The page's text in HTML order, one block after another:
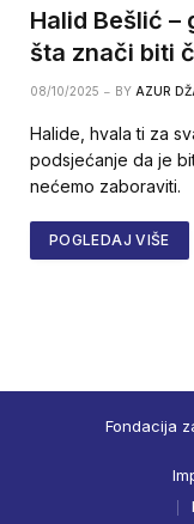
Halid Bešlić –
šta znači biti
08/10/2025 BY AZUR
Halide, hvala ti za
podsjećanje da je
nećemo zaboraviti.
POGLEDAJ VIŠE
Fondacija